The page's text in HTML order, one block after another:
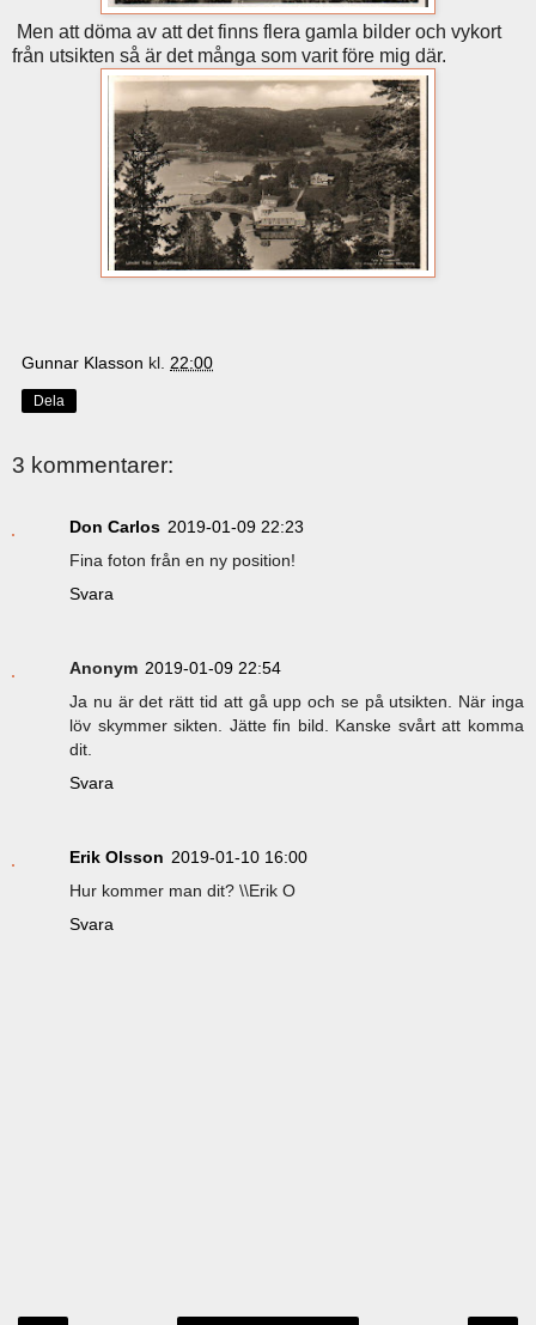
Men att döma av att det finns flera gamla bilder och vykort
från utsikten så är det många som varit före mig där.
Gunnar Klasson kl. 22:00
Dela
3 kommentarer:
Don Carlos 2019-01-09 22:23
Fina foton från en ny position!
Svara
Anonym 2019-01-09 22:54
Ja nu är det rätt tid att gå upp och se på utsikten. När inga
löv skymmer sikten. Jätte fin bild. Kanske svårt att komma
dit.
Svara
Erik Olsson 2019-01-10 16:00
Hur kommer man dit? \\Erik O
Svara